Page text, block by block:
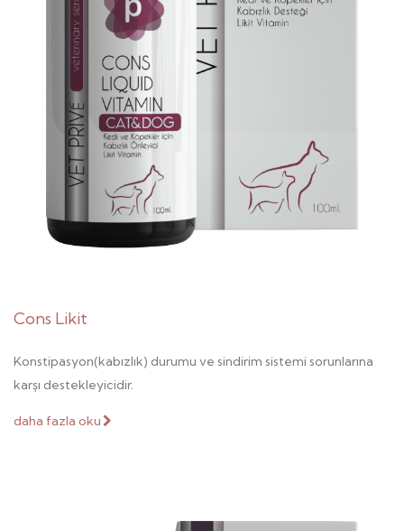
Cons Likit
Konstipasyon(kabızlık) durumu ve sindirim sistemi sorunlarına
karşı destekleyicidir.
daha fazla oku